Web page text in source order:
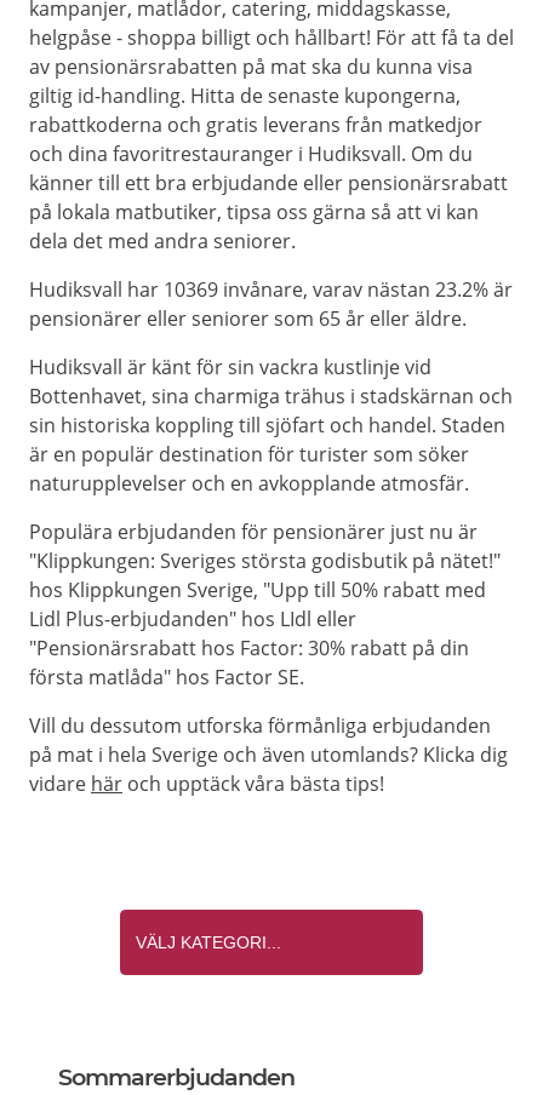
kampanjer, matlådor, catering, middagskasse,
helgpåse - shoppa billigt och hållbart! För att få ta del
av pensionärsrabatten på mat ska du kunna visa
giltig id-handling. Hitta de senaste kupongerna,
rabattkoderna och gratis leverans från matkedjor
och dina favoritrestauranger i Hudiksvall. Om du
känner till ett bra erbjudande eller pensionärsrabatt
på lokala matbutiker, tipsa oss gärna så att vi kan
dela det med andra seniorer.
Hudiksvall har 10369 invånare, varav nästan 23.2% är
pensionärer eller seniorer som 65 år eller äldre.
Hudiksvall är känt för sin vackra kustlinje vid
Bottenhavet, sina charmiga trähus i stadskärnan och
sin historiska koppling till sjöfart och handel. Staden
är en populär destination för turister som söker
naturupplevelser och en avkopplande atmosfär.
Populära erbjudanden för pensionärer just nu är
"Klippkungen: Sveriges största godisbutik på nätet!"
hos Klippkungen Sverige, "Upp till 50% rabatt med
Lidl Plus-erbjudanden" hos LIdl eller
"Pensionärsrabatt hos Factor: 30% rabatt på din
första matlåda" hos Factor SE.
Vill du dessutom utforska förmånliga erbjudanden
på mat i hela Sverige och även utomlands? Klicka dig
vidare här och upptäck våra bästa tips!
Sommarerbjudanden